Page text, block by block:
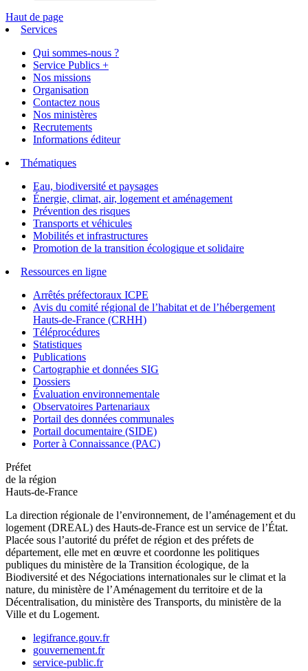
Haut de page
Services
Qui sommes-nous ?
Service Publics +
Nos missions
Organisation
Contactez nous
Nos ministères
Recrutements
Informations éditeur
Thématiques
Eau, biodiversité et paysages
Énergie, climat, air, logement et aménagement
Prévention des risques
Transports et véhicules
Mobilités et infrastructures
Promotion de la transition écologique et solidaire
Ressources en ligne
Arrêtés préfectoraux ICPE
Avis du comité régional de l’habitat et de l’hébergement
Hauts-de-France (CRHH)
Téléprocédures
Statistiques
Publications
Cartographie et données SIG
Dossiers
Évaluation environnementale
Observatoires Partenariaux
Portail des données communales
Portail documentaire (SIDE)
Porter à Connaissance (PAC)
Préfet
de la région
Hauts-de-France
La direction régionale de l’environnement, de l’aménagement et du
logement (DREAL) des Hauts-de-France est un service de l’État.
Placée sous l’autorité du préfet de région et des préfets de
département, elle met en œuvre et coordonne les politiques
publiques du ministère de la Transition écologique, de la
Biodiversité et des Négociations internationales sur le climat et la
nature, du ministère de l’Aménagement du territoire et de la
Décentralisation, du ministère des Transports, du ministère de la
Ville et du Logement.
legifrance.gouv.fr
gouvernement.fr
service-public.fr